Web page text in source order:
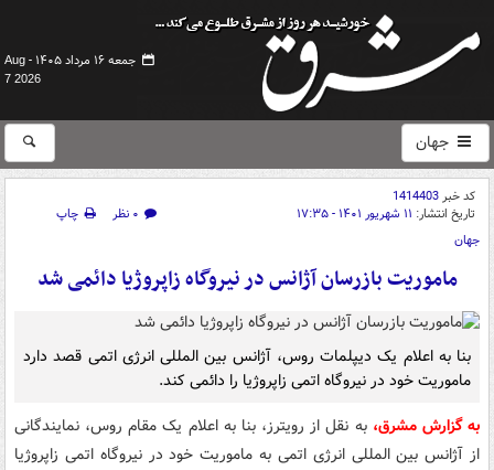
جمعه ۱۶ مرداد ۱۴۰۵ -
Aug
7 2026
جهان
کد خبر1414403
تاریخ انتشار: ۱۱ شهریور ۱۴۰۱ - ۱۷:۳۵ ۰ نظر
چاپ
جهان
ماموریت بازرسان آژانس در نیروگاه زاپروژیا دائمی شد
بنا به اعلام یک دیپلمات روس، آژانس بین المللی انرژی اتمی قصد دارد
ماموریت خود در نیروگاه اتمی زاپروژیا را دائمی کند.
به گزارش مشرق،به نقل از رویترز، بنا به اعلام یک مقام روس، نمایندگانی
از آژانس بین المللی انرژی اتمی به ماموریت خود در نیروگاه اتمی زاپروژیا